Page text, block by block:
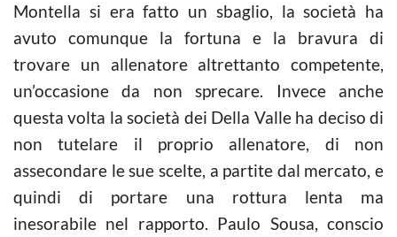
Montella si era fatto un sbaglio, la società ha
avuto comunque la fortuna e la bravura di
trovare un allenatore altrettanto competente,
un’occasione da non sprecare. Invece anche
questa volta la società dei Della Valle ha deciso di
non tutelare il proprio allenatore, di non
assecondare le sue scelte, a partite dal mercato, e
quindi di portare una rottura lenta ma
inesorabile nel rapporto. Paulo Sousa, conscio